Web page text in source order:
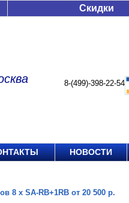
Скидки
8-(499)-398-22-54
НОВОСТИ
8 х SA-RB+1RB от 20 500 р.